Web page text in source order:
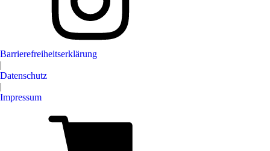
Barrierefreiheitserklärung
|
Datenschutz
|
Impressum